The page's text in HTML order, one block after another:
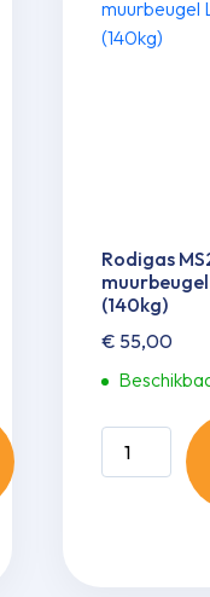
Rodigas
(140kg)
€ 55,00
muurbeugel